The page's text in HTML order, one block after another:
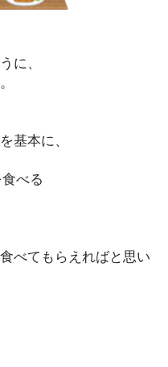
に、
基本に、
べる
べてもらえればと思い